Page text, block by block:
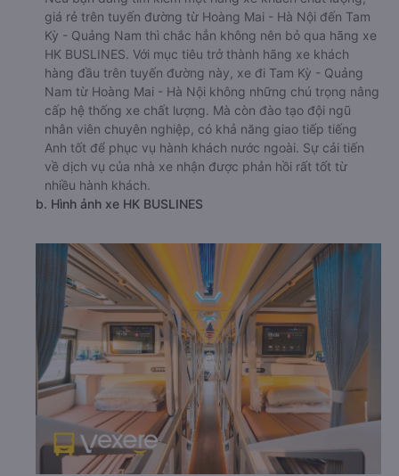
giá rẻ trên tuyến đường từ Hoàng Mai - Hà Nội đến Tam
Kỳ - Quảng Nam thì chắc hẳn không nên bỏ qua hãng xe
HK BUSLINES. Với mục tiêu trở thành hãng xe khách
hàng đầu trên tuyến đường này, xe đi Tam Kỳ - Quảng
Nam từ Hoàng Mai - Hà Nội không những chú trọng nâng
cấp hệ thống xe chất lượng. Mà còn đào tạo đội ngũ
nhân viên chuyên nghiệp, có khả năng giao tiếp tiếng
Anh tốt để phục vụ hành khách nước ngoài. Sự cải tiến
về dịch vụ của nhà xe nhận được phản hồi rất tốt từ
nhiều hành khách.
b. Hình ảnh xe HK BUSLINES